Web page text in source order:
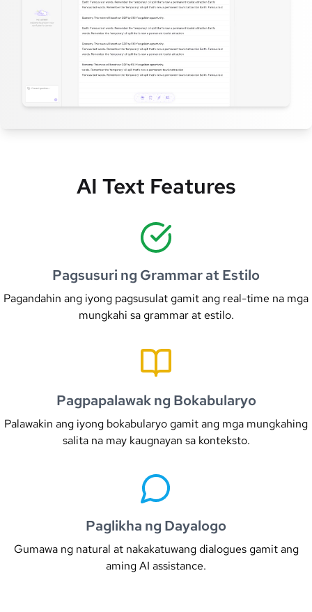
AI Text Features
Pagsusuri ng Grammar at Estilo
Pagandahin ang iyong pagsusulat gamit ang real-time na mga
mungkahi sa grammar at estilo.
Pagpapalawak ng Bokabularyo
Palawakin ang iyong bokabularyo gamit ang mga mungkahing
salita na may kaugnayan sa konteksto.
Paglikha ng Dayalogo
Gumawa ng natural at nakakatuwang dialogues gamit ang
aming AI assistance.